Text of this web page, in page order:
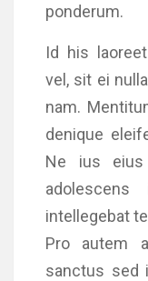
ponderum.
Id his
vel, sit ei
nam.
denique
Ne ius eius
adolescens
intellegebat
Pro autem
sanctus sed